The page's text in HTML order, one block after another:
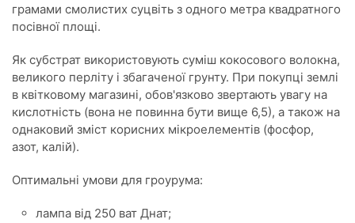
грамами смолистих суцвіть з одного метра квадратного
посівної площі.
Як субстрат використовують суміш кокосового волокна,
великого перліту і збагаченої грунту. При покупці землі
в квітковому магазині, обов'язково звертають увагу на
кислотність (вона не повинна бути вище 6,5), а також на
однаковий зміст корисних мікроелементів (фосфор,
азот, калій).
Оптимальні умови для гроурума:
лампа від 250 ват Днат;